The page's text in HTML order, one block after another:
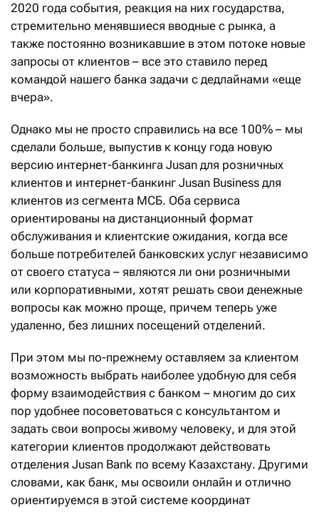
2020 года события, реакция на них государства,
стремительно менявшиеся вводные с рынка, а
также постоянно возникавшие в этом потоке новые
запросы от клиентов – все это ставило перед
командой нашего банка задачи с дедлайнами «еще
вчера».
Однако мы не просто справились на все 100% – мы
сделали больше, выпустив к концу года новую
версию интернет-банкинга Jusan для розничных
клиентов и интернет-банкинг Jusan Business для
клиентов из сегмента МСБ. Оба сервиса
ориентированы на дистанционный формат
обслуживания и клиентские ожидания, когда все
больше потребителей банковских услуг независимо
от своего статуса – являются ли они розничными
или корпоративными, хотят решать свои денежные
вопросы как можно проще, причем теперь уже
удаленно, без лишних посещений отделений.
При этом мы по-прежнему оставляем за клиентом
возможность выбрать наиболее удобную для себя
форму взаимодействия с банком – многим до сих
пор удобнее посоветоваться с консультантом и
задать свои вопросы живому человеку, и для этой
категории клиентов продолжают действовать
отделения Jusan Bank по всему Казахстану. Другими
словами, как банк, мы освоили онлайн и отлично
ориентируемся в этой системе координат